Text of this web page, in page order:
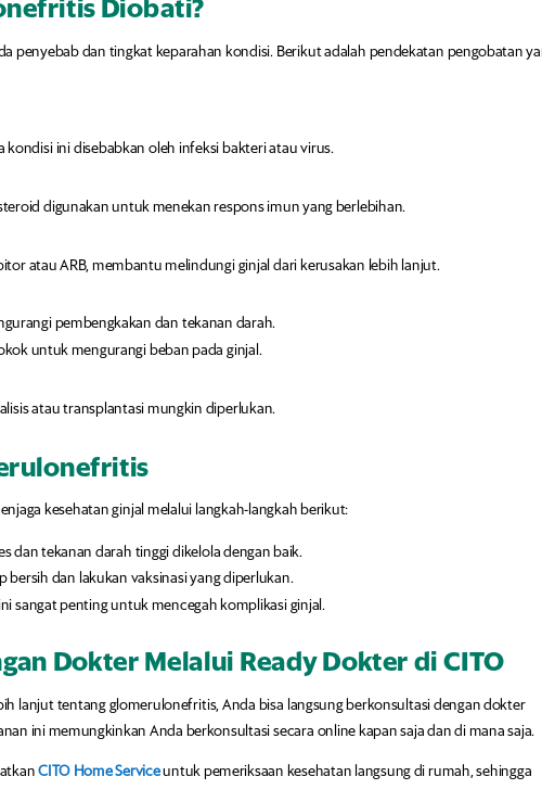
Diobati?
penyebab dan tingkat keparahan kondisi. Berikut adalah pendekatan pengobatan
ini disebabkan oleh infeksi bakteri atau virus.
digunakan untuk menekan respons imun yang berlebihan.
atau ARB, membantu melindungi ginjal dari kerusakan lebih lanjut.
pembengkakan dan tekanan darah.
untuk mengurangi beban pada ginjal.
atau transplantasi mungkin diperlukan.
kesehatan ginjal melalui langkah-langkah berikut:
dan tekanan darah tinggi dikelola dengan baik.
bersih dan lakukan vaksinasi yang diperlukan.
sangat penting untuk mencegah komplikasi ginjal.
Dokter Melalui Ready Dokter di CITO
lanjut tentang glomerulonefritis, Anda bisa langsung berkonsultasi dengan dokter
ini memungkinkan Anda berkonsultasi secara online kapan saja dan di mana saja.
CITO Home Serviceuntuk pemeriksaan kesehatan langsung di rumah, sehingga